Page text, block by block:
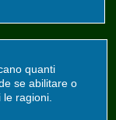
quanti
se abilitare o
ragioni.